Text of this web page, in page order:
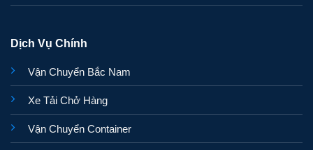
Dịch Vụ Chính
Vận Chuyển Bắc Nam
Xe Tải Chở Hàng
Vận Chuyển Container